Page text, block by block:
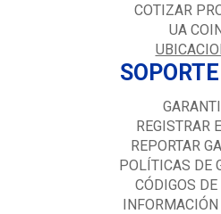
COTIZAR
UA
REGISTRAR
REPORTAR
POLÍTICAS DE
CÓDIGOS DE